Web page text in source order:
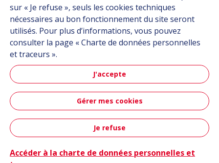
Linkedin
Instagram
Plan du site CGU Données personnelles
Crédits
sur « Je refuse », seuls les cookies techniques
nécessaires au bon fonctionnement du site seront
utilisés. Pour plus d’informations, vous pouvez
consulter la page « Charte de données personnelles
et traceurs ».
J'accepte
Gérer mes cookies
Je refuse
Accéder à la charte de données personnelles et